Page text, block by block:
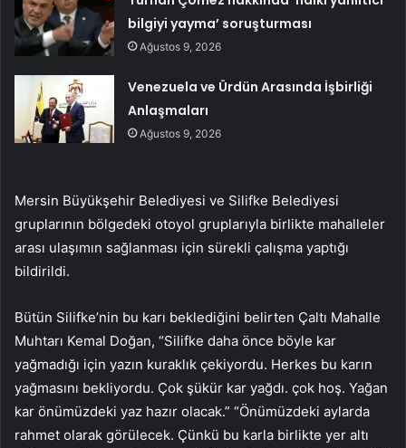
bilgiyi yayma’ soruşturması
Ağustos 9, 2026
Venezuela ve Ürdün Arasında İşbirliği
Anlaşmaları
Ağustos 9, 2026
Mersin Büyükşehir Belediyesi ve Silifke Belediyesi
gruplarının bölgedeki otoyol gruplarıyla birlikte mahalleler
arası ulaşımın sağlanması için sürekli çalışma yaptığı
bildirildi.
Bütün Silifke’nin bu karı beklediğini belirten Çaltı Mahalle
Muhtarı Kemal Doğan, “Silifke daha önce böyle kar
yağmadığı için yazın kuraklık çekiyordu. Herkes bu karın
yağmasını bekliyordu. Çok şükür kar yağdı. çok hoş. Yağan
kar önümüzdeki yaz hazır olacak.” “Önümüzdeki aylarda
rahmet olarak görülecek. Çünkü bu karla birlikte yer altı